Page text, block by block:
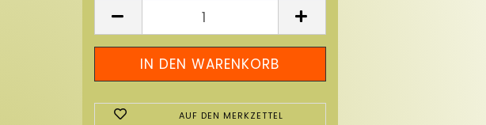
AUF DEN MERKZETTEL